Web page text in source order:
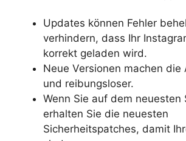
Updates können Fehler
verhindern, dass Ihr
korrekt geladen wird.
Neue Versionen machen die
und reibungsloser.
Wenn Sie auf dem neuesten
erhalten Sie die neuesten
Sicherheitspatches, damit